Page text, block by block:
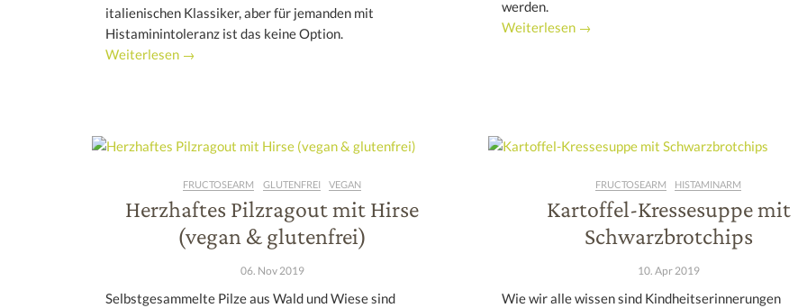
italienischen Klassiker, aber für jemanden mit
Histaminintoleranz ist das keine Option.
Weiterlesen →
werden.
Weiterlesen →
FRUCTOSEARM GLUTENFREI VEGAN
Herzhaftes Pilzragout mit Hirse
(vegan & glutenfrei)
06. Nov 2019
Selbstgesammelte Pilze aus Wald und Wiese sind
FRUCTOSEARM HISTAMINARM
Kartoffel-Kressesuppe mit
Schwarzbrotchips
10. Apr 2019
Wie wir alle wissen sind Kindheitserinnerungen